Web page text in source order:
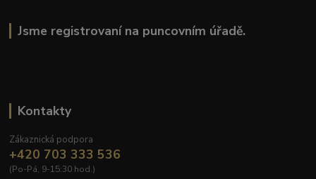
Jsme registrovaní na puncovním úřadě.
Kontakty
Zákaznická podpora
+420 703 333 536
(Po-Pá, 9-15:30 hod.)